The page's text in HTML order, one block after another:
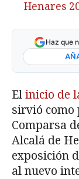
Henares
Haz que
El inicio de
sirvió como
Comparsa
Alcalá de
exposición
al nuevo